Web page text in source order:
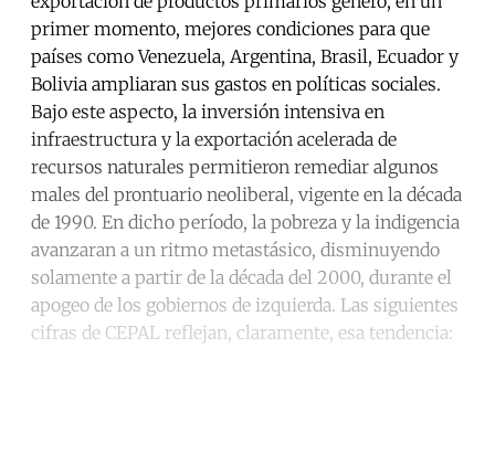
primer momento, mejores condiciones para que
países como Venezuela, Argentina, Brasil, Ecuador y
Bolivia ampliaran sus gastos en políticas sociales.
Bajo este aspecto, la inversión intensiva en
infraestructura y la exportación acelerada de
recursos naturales permitieron remediar algunos
males del prontuario neoliberal, vigente en la década
de 1990. En dicho período, la pobreza y la indigencia
avanzaran a un ritmo metastásico, disminuyendo
solamente a partir de la década del 2000, durante el
apogeo de los gobiernos de izquierda. Las siguientes
cifras de CEPAL reflejan, claramente, esa tendencia: